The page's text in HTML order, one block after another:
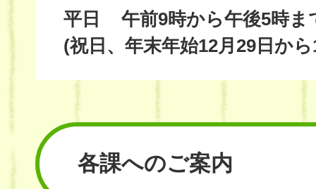
平日
午前9時から午後5時ま
(祝日、年末年始12月29日か
各課へのご案内